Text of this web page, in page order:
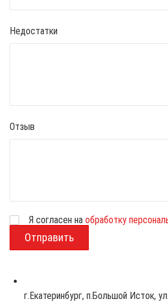
Недостатки
Отзыв
з
Я согласен на обработку
г.Екатеринбург, п.Большой Исток,